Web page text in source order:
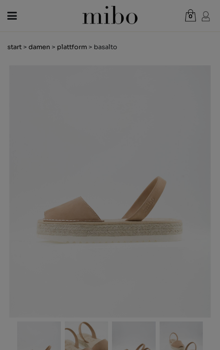
0
WARENKORB ANZEIGEN
start > damen > plattform > basalto